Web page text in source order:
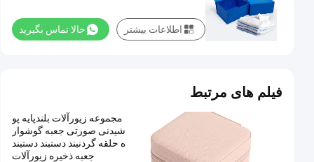
حالا تماس بگیرید اطلاعات بیشتر
فیلم های مرتبط
مجموعه زیورآلات بلندپایه پو
شیدنی صورتی جعبه گوشوار
ه حلقه گردنبند دستبند دستبند
جعبه ذخیره زیورآلات